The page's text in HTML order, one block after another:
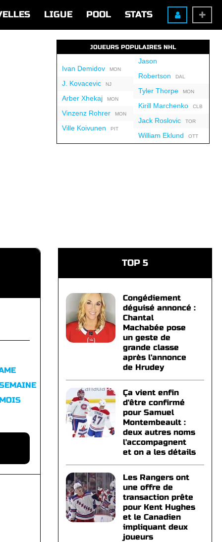
LIGUE POOL STATS
JOUEURS POPULAIRES NHL
Ivan DemidovMON
J. KovacevicNJ
Arber XhekajMON
Vinzenz RohrerMON
Ville Koivunen PIT
Jason
Robertson DAL
Tyler ThorpeMON
Kirill MarchenkoCLB
Jack RoslovicTOR
William Eklund OTT
TOP 5
Congédiement
déguisé annoncé :
Chantal
Machabée pose
un geste de
grande classe
après l'annonce
de Hrudey
Ça vient enfin
d'être confirmé
pour Samuel
Montembeault :
deux autres noms
l'accompagnent
et on a les détails
Les Rangers ont
une offre de
transaction prête
pour Kent Hughes
et le Canadien
impliquant deux
joueurs